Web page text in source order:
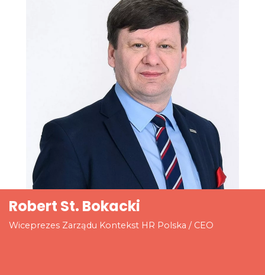
Robert St. Bokacki
Wiceprezes Zarządu Kontekst HR Polska / CEO